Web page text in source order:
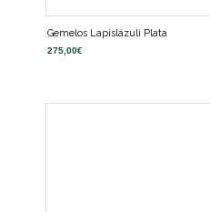
Gemelos Lapislázuli Plata
275,00€